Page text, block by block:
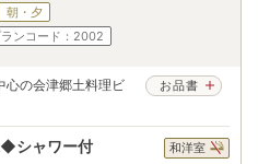
朝・夕
ンコード： 2002
心の会津郷土料理ビ
お品書
シャワー付 和洋室